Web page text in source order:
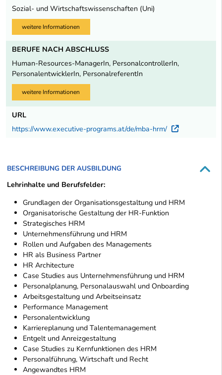
Sozial- und Wirtschaftswissenschaften (Uni)
weitere Informationen
BERUFE NACH ABSCHLUSS
Human-Resources-ManagerIn, PersonalcontrollerIn,
PersonalentwicklerIn, PersonalreferentIn
weitere Informationen
URL
https://www.executive-programs.at/de/mba-hrm/
Externer
BESCHREIBUNG DER AUSBILDUNG
Lehrinhalte und Berufsfelder:
Grundlagen der Organisationsgestaltung und HRM
Organisatorische Gestaltung der HR-Funktion
Strategisches HRM
Unternehmensführung und HRM
Rollen und Aufgaben des Managements
HR als Business Partner
HR Architecture
Case Studies aus Unternehmensführung und HRM
Personalplanung, Personalauswahl und Onboarding
Arbeitsgestaltung und Arbeitseinsatz
Performance Management
Personalentwicklung
Karriereplanung und Talentemanagement
Entgelt und Anreizgestaltung
Case Studies zu Kernfunktionen des HRM
Personalführung, Wirtschaft und Recht
Angewandtes HRM